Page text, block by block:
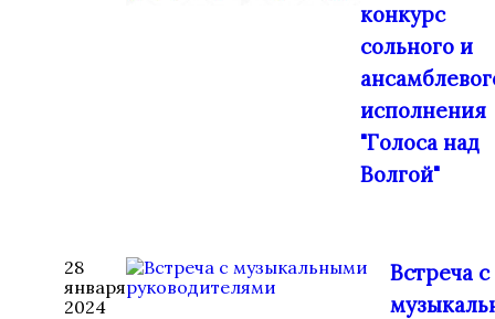
конкурс
сольного и
исполнения
"Голоса над
Волгой"
28
января
2024
Встреча с